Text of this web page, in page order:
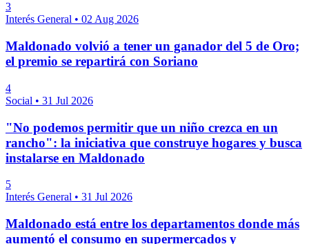
3
Interés General • 02 Aug 2026
Maldonado volvió a tener un ganador del 5 de Oro;
el premio se repartirá con Soriano
4
Social • 31 Jul 2026
"No podemos permitir que un niño crezca en un
rancho": la iniciativa que construye hogares y busca
instalarse en Maldonado
5
Interés General • 31 Jul 2026
Maldonado está entre los departamentos donde más
aumentó el consumo en supermercados y